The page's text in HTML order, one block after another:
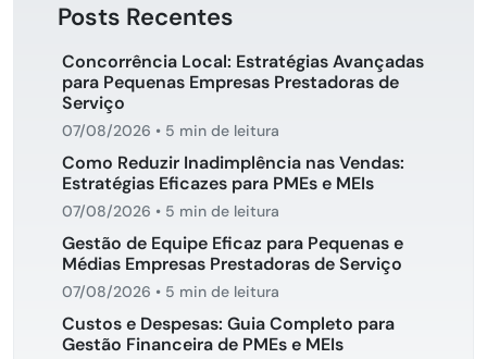
Posts Recentes
Concorrência Local: Estratégias Avançadas
para Pequenas Empresas Prestadoras de
Serviço
07/08/2026 • 5 min de leitura
Como Reduzir Inadimplência nas Vendas:
Estratégias Eficazes para PMEs e MEIs
07/08/2026 • 5 min de leitura
Gestão de Equipe Eficaz para Pequenas e
Médias Empresas Prestadoras de Serviço
07/08/2026 • 5 min de leitura
Custos e Despesas: Guia Completo para
Gestão Financeira de PMEs e MEIs